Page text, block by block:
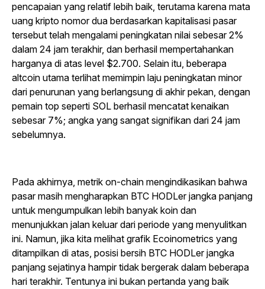
pencapaian yang relatif lebih baik, terutama karena mata
uang kripto nomor dua berdasarkan kapitalisasi pasar
tersebut telah mengalami peningkatan nilai sebesar 2%
dalam 24 jam terakhir, dan berhasil mempertahankan
harganya di atas level $2.700. Selain itu, beberapa
altcoin utama terlihat memimpin laju peningkatan minor
dari penurunan yang berlangsung di akhir pekan, dengan
pemain top seperti SOL berhasil mencatat kenaikan
sebesar 7%; angka yang sangat signifikan dari 24 jam
sebelumnya.
Pada akhirnya, metrik on-chain mengindikasikan bahwa
pasar masih mengharapkan BTC HODLer jangka panjang
untuk mengumpulkan lebih banyak koin dan
menunjukkan jalan keluar dari periode yang menyulitkan
ini. Namun, jika kita melihat grafik Ecoinometrics yang
ditampilkan di atas, posisi bersih BTC HODLer jangka
panjang sejatinya hampir tidak bergerak dalam beberapa
hari terakhir. Tentunya ini bukan pertanda yang baik